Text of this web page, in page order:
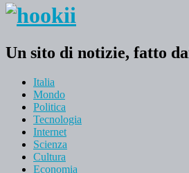
Un sito di notizie, fatto
Italia
Mondo
Politica
Tecnologia
Internet
Scienza
Cultura
Economia